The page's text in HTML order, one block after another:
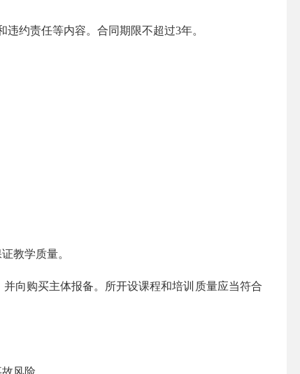
约责任等内容。合同期限不超过3年。
教学质量。
向购买主体报备。所开设课程和培训质量应当符合
风险。